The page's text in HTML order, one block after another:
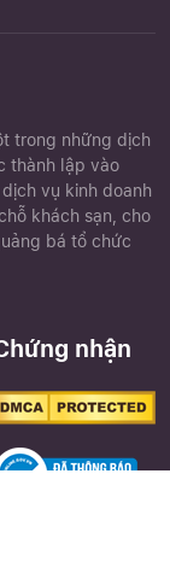
trong những dịch
thành lập vào
vụ kinh doanh
khách sạn, cho
bá tổ chức
nhận